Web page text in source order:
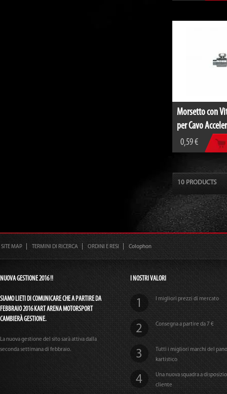
Morsetto con
per Cavo
0,59 €
10 PRODUCTS
SITE MAP TERMINI DI RICERCA ORDINI E RESI Colophon
NUOVA GESTIONE 2016 !!
SIAMO LIETI DI COMUNICARE CHE A PARTIRE DA
FEBBRAIO 2016 KART ARENA MOTORSPORT
CAMBIERÀ GESTIONE.
La nuova gestione del sito sarà attiva dalla
seconda settimana di febbraio.
I NOSTRI VALORI
I migliori prezzi di mercato
Consegna a partire da 7 €
Tutti i migliori marchi del
kartistico
Una nuova squadra a
cliente